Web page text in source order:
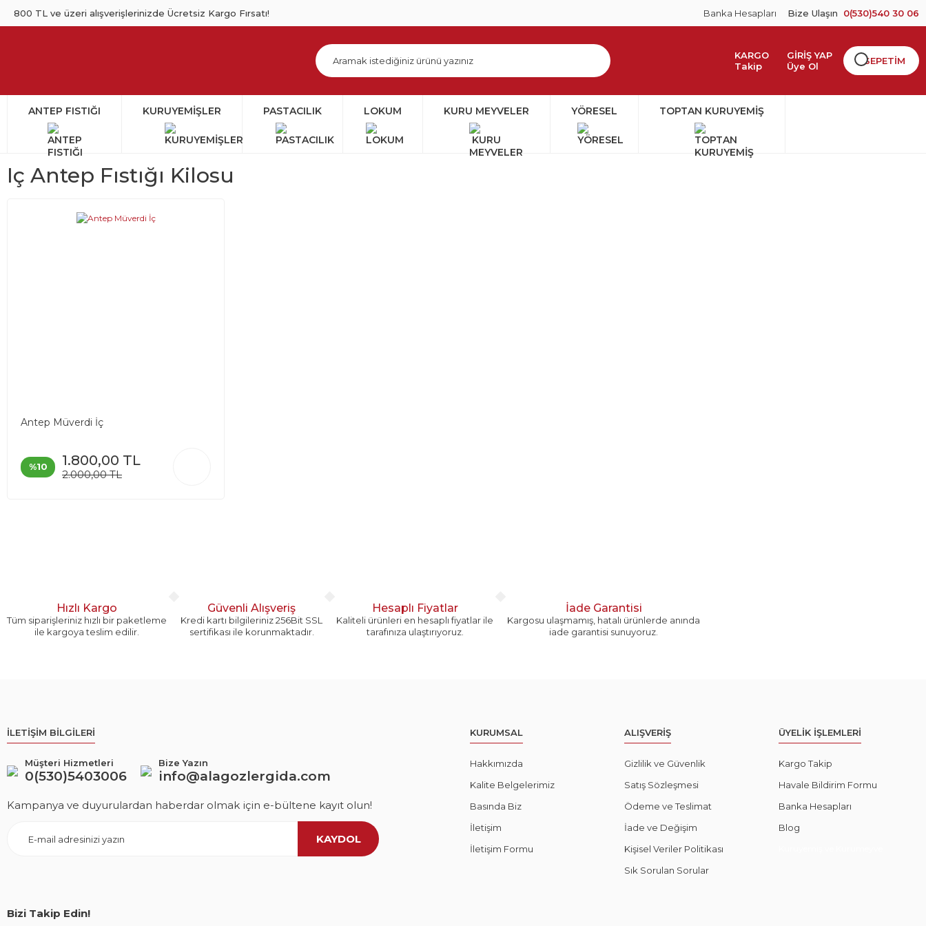
800 TL ve üzeri alışverişlerinizde Ücretsiz Kargo Fırsatı! Banka Hesapları Bize Ulaşın 0(530)540 30 06
KARGO
Takip
GİRİŞ YAP
Üye Ol
SEPETİM
ANTEP FISTIĞI KURUYEMİŞLER PASTACILIK LOKUM KURU MEYVELER YÖRESEL TOPTAN KURUYEMİŞ
Iç Antep Fıstığı Kilosu
Antep Müverdi İç
%10 1.800,00 TL
2.000,00 TL
Hızlı Kargo
Tüm siparişleriniz hızlı bir paketleme
ile kargoya teslim edilir.
Güvenli Alışveriş
Kredi kartı bilgileriniz 256Bit SSL
sertifikası ile korunmaktadır.
Hesaplı Fiyatlar
Kaliteli ürünleri en hesaplı fiyatlar ile
tarafınıza ulaştırıyoruz.
İade Garantisi
Kargosu ulaşmamış, hatalı ürünlerde anında
iade garantisi sunuyoruz.
İLETİŞİM BİLGİLERİ
Müşteri Hizmetleri
0(530)5403006
Bize Yazın
info@alagozlergida.com
Kampanya ve duyurulardan haberdar olmak için e-bültene kayıt olun!
KAYDOL
Bizi Takip Edin!
KURUMSAL
Hakkımızda
Kalite Belgelerimiz
Basında Biz
İletişim
İletişim Formu
ALIŞVERİŞ
Gizlilik ve Güvenlik
Satış Sözleşmesi
Ödeme ve Teslimat
İade ve Değişim
Kişisel Veriler Politikası
Sık Sorulan Sorular
ÜYELİK İŞLEMLERİ
Kargo Takip
Havale Bildirim Formu
Banka Hesapları
Blog